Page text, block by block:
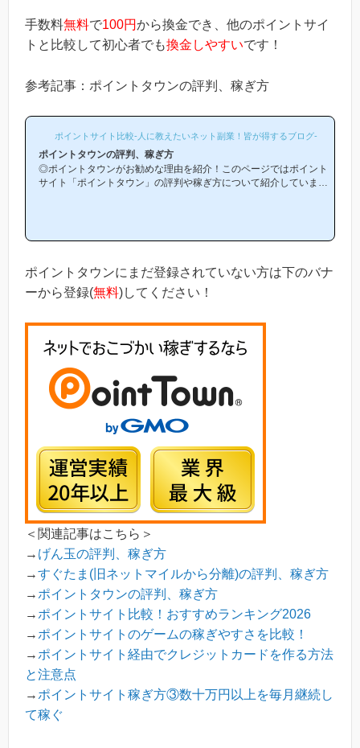
手数料無料で100円から換金でき、他のポイントサイ
トと比較して初心者でも換金しやすいです！
参考記事：ポイントタウンの評判、稼ぎ方
ポイントサイト比較-人に教えたいネット副業！皆が得するブログ-
ポイントタウンの評判、稼ぎ方
◎ポイントタウンがお勧めな理由を紹介！このページではポイント
サイト「ポイントタウン」の評判や稼ぎ方について紹介していま
人以上もおられます！)当ページからポイントタウンへの新規登録
はほんの数分で簡単にで...
ポイントタウンにまだ登録されていない方は下のバナ
ーから登録(無料)してください！
＜関連記事はこちら＞
→ げん玉の評判、稼ぎ方
→すぐたま(旧ネットマイルから分離)の評判、稼ぎ方
→ ポイントタウンの評判、稼ぎ方
→ ポイントサイト比較！おすすめランキング2026
→ ポイントサイトのゲームの稼ぎやすさを比較！
→ ポイントサイト経由でクレジットカードを作る方法
と注意点
→ ポイントサイト稼ぎ方③数十万円以上を毎月継続し
て稼ぐ